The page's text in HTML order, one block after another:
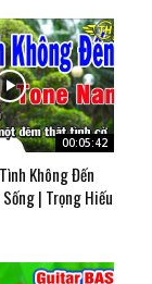
00:05:42
Không Đến
| Trọng Hiếu